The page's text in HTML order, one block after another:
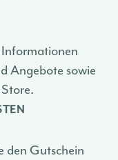
Angebote sowie
den Gutschein